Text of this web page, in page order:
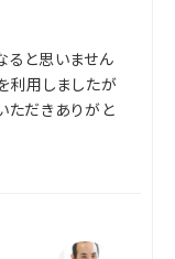
ると思いません
利用しましたが
ただきありがと